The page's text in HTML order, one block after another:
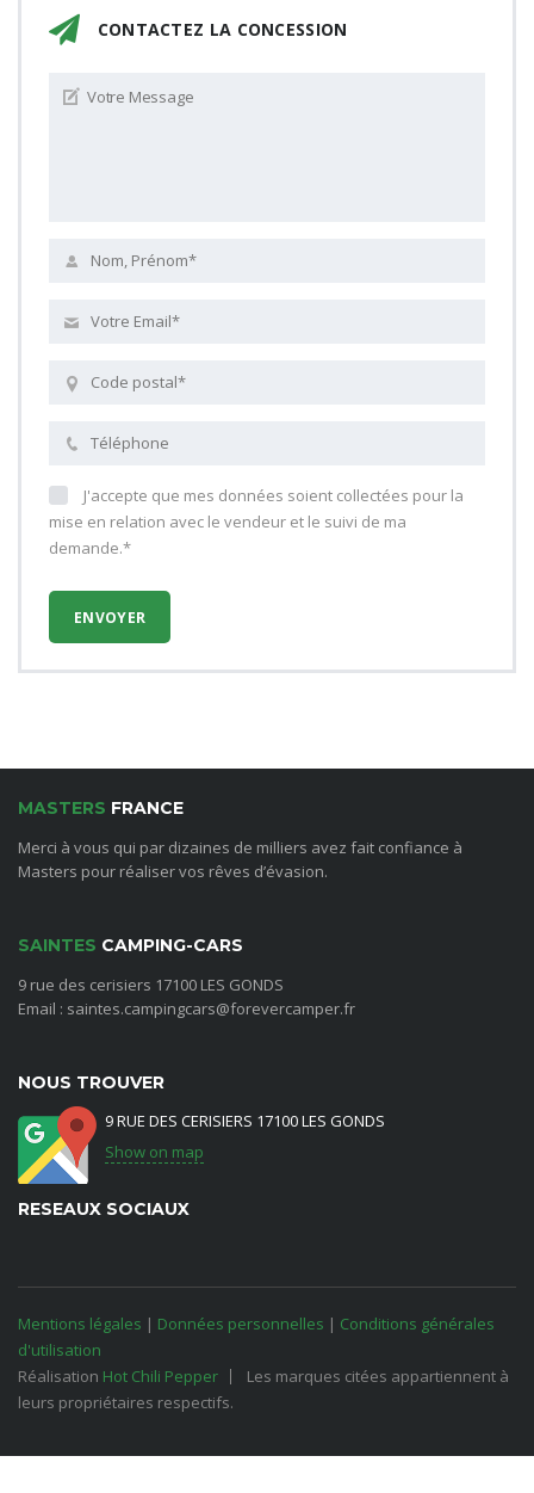
CONTACTEZ LA CONCESSION
J'accepte que mes données soient collectées pour la
mise en relation avec le vendeur et le suivi de ma
demande.*
MASTERS FRANCE
Merci à vous qui par dizaines de milliers avez fait confiance à
Masters pour réaliser vos rêves d’évasion.
SAINTES CAMPING-CARS
9 rue des cerisiers 17100 LES GONDS
Email : saintes.campingcars@forevercamper.fr
NOUS TROUVER
9 RUE DES CERISIERS 17100 LES GONDS
Show on map
RESEAUX SOCIAUX
Mentions légales | Données personnelles | Conditions générales
d'utilisation
Réalisation Hot Chili Pepper
Les marques citées appartiennent à
leurs propriétaires respectifs.